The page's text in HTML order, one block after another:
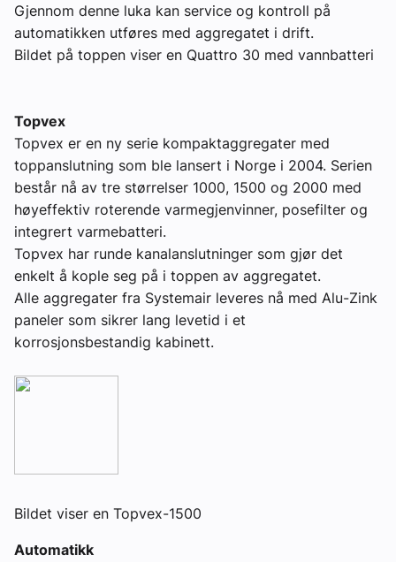
Gjennom denne luka kan service og kontroll på
automatikken utføres med aggregatet i drift.
Bildet på toppen viser en Quattro 30 med vannbatteri
Topvex
Topvex er en ny serie kompaktaggregater med
toppanslutning som ble lansert i Norge i 2004. Serien
består nå av tre størrelser 1000, 1500 og 2000 med
høyeffektiv roterende varmegjenvinner, posefilter og
integrert varmebatteri.
Topvex har runde kanalanslutninger som gjør det
enkelt å kople seg på i toppen av aggregatet.
Alle aggregater fra Systemair leveres nå med Alu-Zink
paneler som sikrer lang levetid i et
korrosjonsbestandig kabinett.
Bildet viser en Topvex-1500
Automatikk